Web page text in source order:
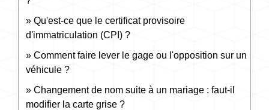
Qu'est-ce que le certificat provisoire
d'immatriculation (CPI) ?
Comment faire lever le gage ou l'opposition sur un
véhicule ?
Changement de nom suite à un mariage : faut-il
modifier la carte grise ?